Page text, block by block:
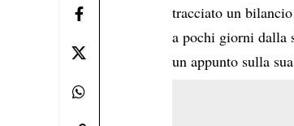
tracciato un
a pochi giorni dalla
un appunto sulla